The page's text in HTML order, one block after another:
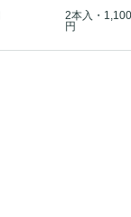
2本入・1,100
円